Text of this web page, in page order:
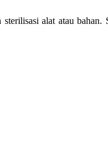
alat atau